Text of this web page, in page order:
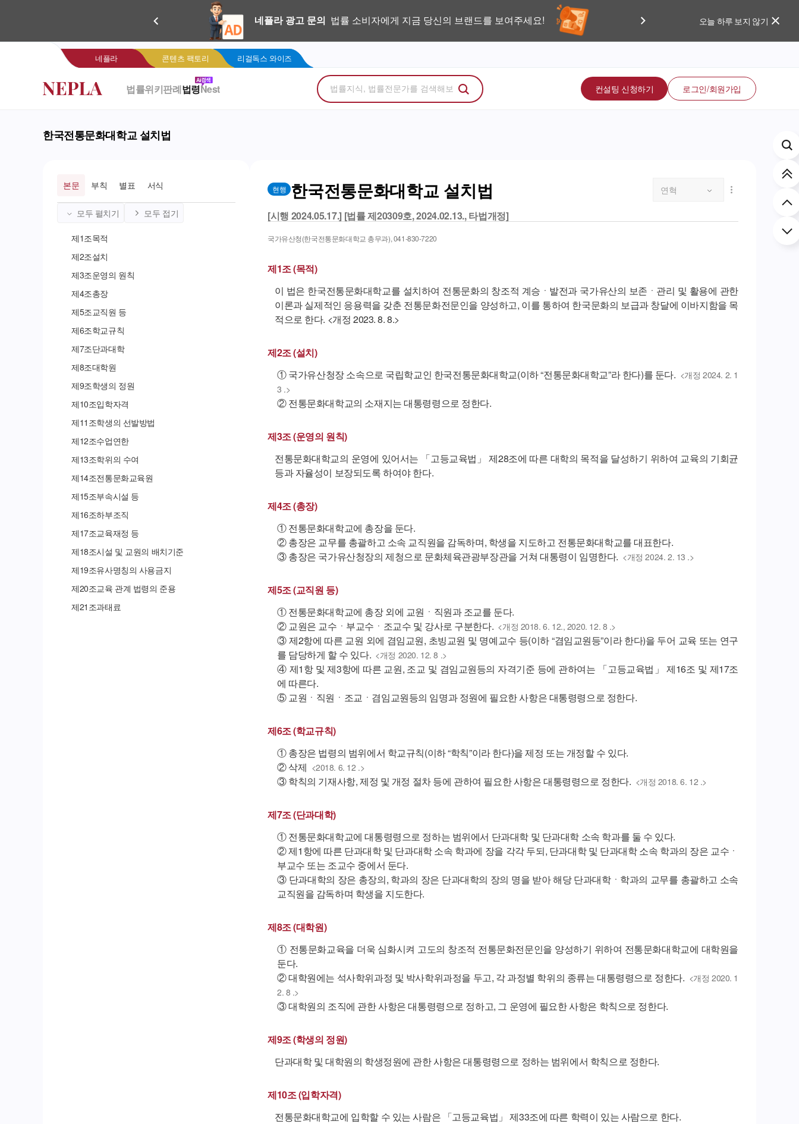
콘텐츠 팩토리에서 기고문 1개로 매일 연성하세요.
새로 나온 위키, 주요 법률 행사 지금 네플라 뉴스레터로 한번에 받아보세요!
LegalDocs
Wise 리걸독스 와이즈프로 사전등록 신청하기
네플라 광고 문의 법률 소비자에게 지금 당신의 브랜드를 보여주세요! 오늘 하루 보지 않기
네플라 콘텐츠 팩토리 리걸독스 와이즈
법률위키판례법령Nest 컨설팅 신청하기 로그인/회원가입
한국전통문화대학교 설치법
본문 부칙 별표 서식
모두 펼치기 모두 접기
제1조목적
제2조설치
제3조운영의 원칙
제4조총장
제5조교직원 등
제6조학교규칙
제7조단과대학
제8조대학원
제9조학생의 정원
제10조입학자격
제11 조학생의 선발방법
제12조수업연한
제13조학위의 수여
제14조전통문화교육원
제15조부속시설 등
제16조하부조직
제17조교육재정 등
제18조시설 및 교원의 배치기준
제19조유사명칭의 사용금지
제20조교육 관계 법령의 준용
제21 조과태료
현행 한국전통문화대학교 설치법 연혁
[시행 2024.05.17.] [법률 제20309호, 2024.02.13., 타법개정]
국가유산청(한국전통문화대학교 총무과), 041-830-7220
제1조 (목적)
이 법은 한국전통문화대학교를 설치하여 전통문화의 창조적 계승ㆍ발전과 국가유산의 보존ㆍ관리 및 활용에 관한
이론과 실제적인 응용력을 갖춘 전통문화전문인을 양성하고, 이를 통하여 한국문화의 보급과 창달에 이바지함을 목
적으로 한다. <개정 2023. 8. 8.>
제2조 (설치)
① 국가유산청장 소속으로 국립학교인 한국전통문화대학교(이하 “전통문화대학교”라 한다)를 둔다. <개정 2024. 2. 1
3 .>
② 전통문화대학교의 소재지는 대통령령으로 정한다.
제3조 (운영의 원칙)
전통문화대학교의 운영에 있어서는 「고등교육법」 제28조에 따른 대학의 목적을 달성하기 위하여 교육의 기회균
등과 자율성이 보장되도록 하여야 한다.
제4조 (총장)
① 전통문화대학교에 총장을 둔다.
② 총장은 교무를 총괄하고 소속 교직원을 감독하며, 학생을 지도하고 전통문화대학교를 대표한다.
③ 총장은 국가유산청장의 제청으로 문화체육관광부장관을 거쳐 대통령이 임명한다. <개정 2024. 2. 13 .>
제5조 (교직원 등)
① 전통문화대학교에 총장 외에 교원ㆍ직원과 조교를 둔다.
② 교원은 교수ㆍ부교수ㆍ조교수 및 강사로 구분한다. <개정 2018. 6. 12., 2020. 12. 8 .>
③ 제2항에 따른 교원 외에 겸임교원, 초빙교원 및 명예교수 등(이하 “겸임교원등”이라 한다)을 두어 교육 또는 연구
를 담당하게 할 수 있다. <개정 2020. 12. 8 .>
④ 제1항 및 제3항에 따른 교원, 조교 및 겸임교원등의 자격기준 등에 관하여는 「고등교육법」 제16조 및 제17조
에 따른다.
⑤ 교원ㆍ직원ㆍ조교ㆍ겸임교원등의 임명과 정원에 필요한 사항은 대통령령으로 정한다.
제6조 (학교규칙)
① 총장은 법령의 범위에서 학교규칙(이하 “학칙”이라 한다)을 제정 또는 개정할 수 있다.
② 삭제 <2018. 6. 12 .>
③ 학칙의 기재사항, 제정 및 개정 절차 등에 관하여 필요한 사항은 대통령령으로 정한다. <개정 2018. 6. 12 .>
제7조 (단과대학)
① 전통문화대학교에 대통령령으로 정하는 범위에서 단과대학 및 단과대학 소속 학과를 둘 수 있다.
② 제1항에 따른 단과대학 및 단과대학 소속 학과에 장을 각각 두되, 단과대학 및 단과대학 소속 학과의 장은 교수ㆍ
부교수 또는 조교수 중에서 둔다.
③ 단과대학의 장은 총장의, 학과의 장은 단과대학의 장의 명을 받아 해당 단과대학ㆍ학과의 교무를 총괄하고 소속
교직원을 감독하며 학생을 지도한다.
제8조 (대학원)
① 전통문화교육을 더욱 심화시켜 고도의 창조적 전통문화전문인을 양성하기 위하여 전통문화대학교에 대학원을
둔다.
② 대학원에는 석사학위과정 및 박사학위과정을 두고, 각 과정별 학위의 종류는 대통령령으로 정한다. <개정 2020. 1
2. 8 .>
③ 대학원의 조직에 관한 사항은 대통령령으로 정하고, 그 운영에 필요한 사항은 학칙으로 정한다.
제9조 (학생의 정원)
단과대학 및 대학원의 학생정원에 관한 사항은 대통령령으로 정하는 범위에서 학칙으로 정한다.
제10조 (입학자격)
전통문화대학교에 입학할 수 있는 사람은 「고등교육법」 제33조에 따른 학력이 있는 사람으로 한다.